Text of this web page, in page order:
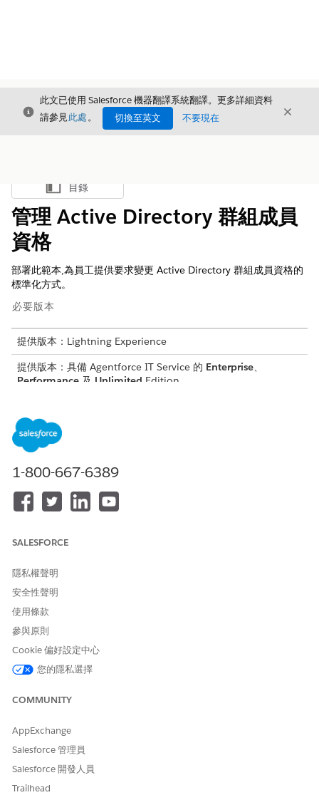
結束
此文已使用 Salesforce 機器翻譯系統翻譯。更多詳細資料
請參見此處。 切換至英文 不要現在 結束
顯示目錄
目錄
管理 Active Directory 群組成員
資格
部署此範本,為員工提供要求變更 Active Directory 群組成員資格的
標準化方式。
必要版本
提供版本：Lightning Experience
提供版本：具備 Agentforce IT Service 的 Enterprise、
Performance 及 Unlimited Edition。
以確保準確且可稽核的履行。檢閱範本中包含的內容。
入院屬性
此範本的入院表單會從員工中取用以下詳細資料:
群組名稱:成員資格變更的 Active Directory 群組名稱。
成員資格動作:要求的動作,可新增或移除指定群組中的使用者。
此服務流程會將手動履行的要求路由至 IT 小組。您可以在 Flow
Builder 中建立流程以包含自訂邏輯,例如經理批准或自動履行。
整合
此範本不包含入門或履行的任何預先設定整合。使用 Flow Builder
建立具有連結的自訂流程,這些連結會定義要求的方式。
1-800-667-6389
SALESFORCE
隱私權聲明
安全性聲明
使用條款
參與原則
Cookie 偏好設定中心
您的隱私選擇
COMMUNITY
AppExchange
Salesforce 管理員
Salesforce 開發人員
Trailhead